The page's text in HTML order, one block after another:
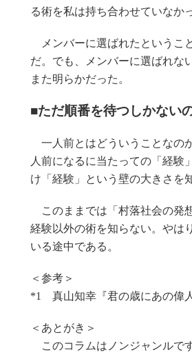
る術を私は持ち合わせていなか
メンバーに選ばれたというこ
だ。でも、メンバーに選ばれな
また明らかだった。
■ただ順番を待つしかない
一人前とはどういうことなの
人前になるに当たっての「経験
け「経験」という壁の大きさを
このままでは「村落社会の発
経験以外の術を知らない。やは
いる途中である。
＜参考＞
*1 真山知幸『君の歳にあの偉
＜あとがき＞
このコラムはノンジャンルで